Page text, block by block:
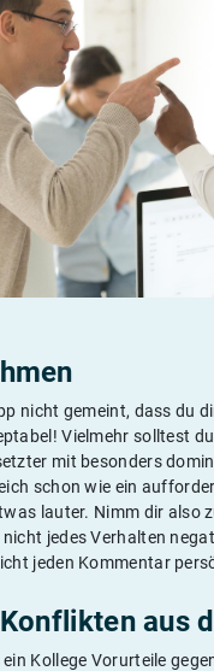
nicht gemeint, dass du
Vielmehr solltest
mit besonders
schon wie ein
lauter. Nimm dir also
jedes Verhalten
jeden Kommentar
aus
Kollege Vorurteile